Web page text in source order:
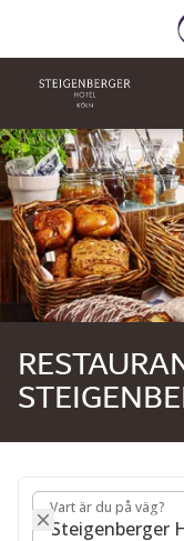
Bild 1 av 1
1 Rum(er) ⋅ 1 Vuxen
Vart är du på väg?
Vart är du på väg?